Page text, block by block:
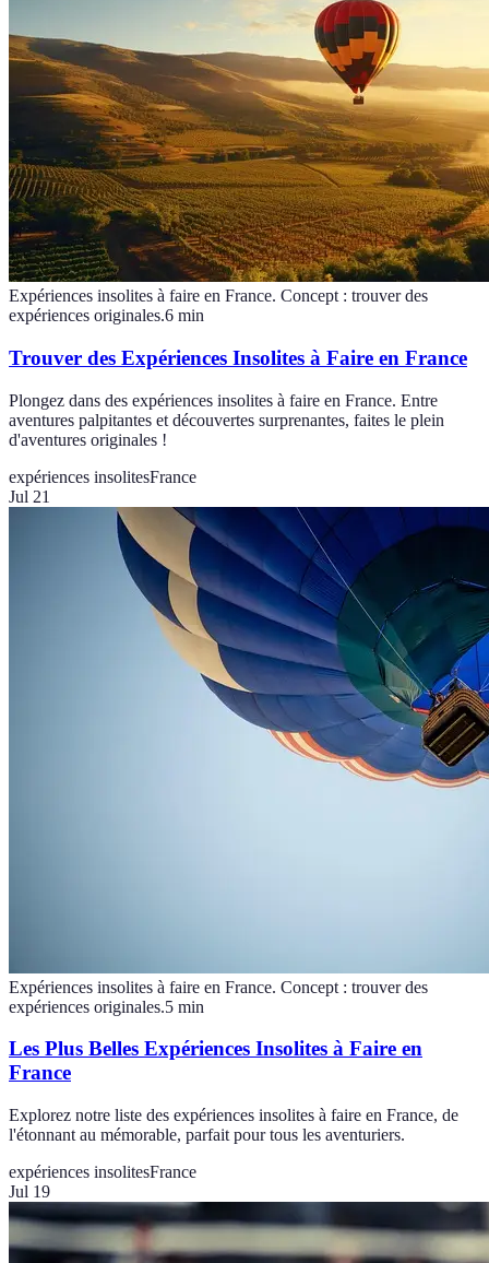
Expériences insolites à faire en France. Concept : trouver des
expériences originales.6 min
Trouver des Expériences Insolites à Faire en France
Plongez dans des expériences insolites à faire en France. Entre
aventures palpitantes et découvertes surprenantes, faites le plein
d'aventures originales !
expériences insolitesFrance
Jul 21
Expériences insolites à faire en France. Concept : trouver des
expériences originales.5 min
Les Plus Belles Expériences Insolites à Faire en
France
Explorez notre liste des expériences insolites à faire en France, de
l'étonnant au mémorable, parfait pour tous les aventuriers.
expériences insolitesFrance
Jul 19